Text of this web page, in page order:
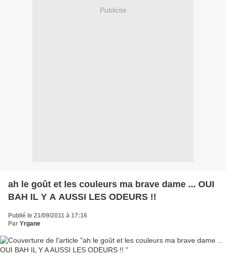
Publicité
ah le goût et les couleurs ma brave dame ... OUI
BAH IL Y A AUSSI LES ODEURS !!
Publié le 21/09/2011 à 17:16
Par Yrgane